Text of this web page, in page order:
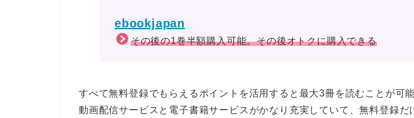
ebookjapan
その後の1巻半額購入可能。その後オトクに購入できる
すべて無料登録でもらえるポイントを活用すると最大3冊を読むことが可
動画配信サービスと電子書籍サービスがかなり充実していて、無料登録だ